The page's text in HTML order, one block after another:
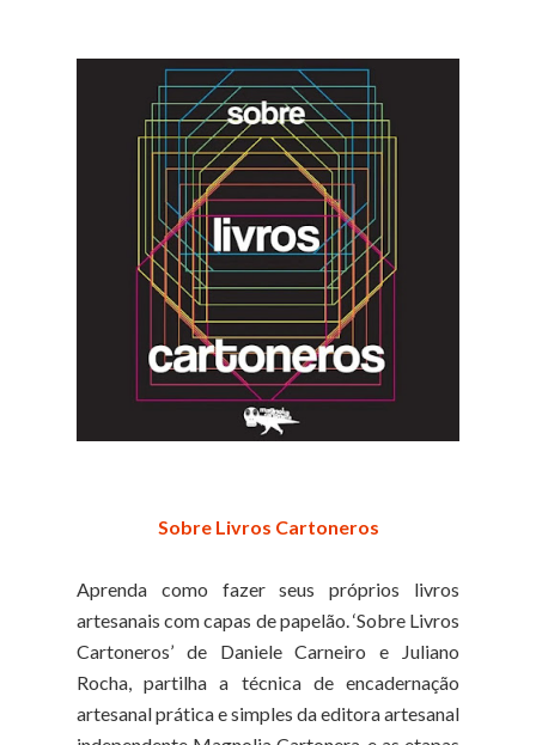
Sobre Livros Cartoneros
Aprenda como fazer seus próprios livros
artesanais com capas de papelão. ‘Sobre Livros
Cartoneros’ de Daniele Carneiro e Juliano
Rocha, partilha a técnica de encadernação
artesanal prática e simples da editora artesanal